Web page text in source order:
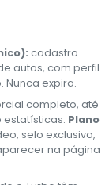
cadastro
com perfil
Nunca expira.
completo, até
estatísticas. Plano
selo exclusivo,
na página